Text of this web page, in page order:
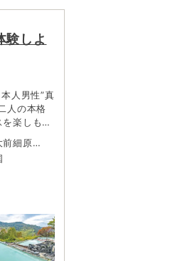
験しよ
人男性”真
人の本格
楽しも
ボロ体験
前細原